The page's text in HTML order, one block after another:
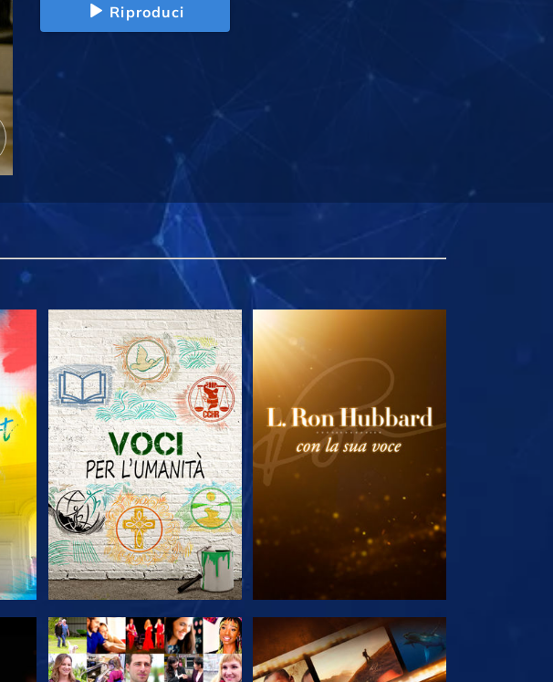
Riproduci
ESPLORA LE SERIE ESPLORA LE SERIE